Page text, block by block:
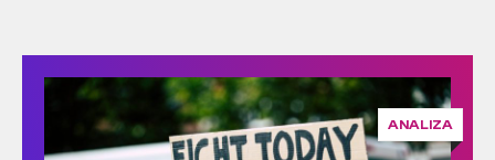
ANALIZA